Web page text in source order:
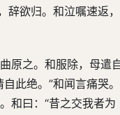
欲归。和泣嘱速返，
原之。和服除，母遣
此绝。”和闻言痛哭。
和曰：“昔之交我者为